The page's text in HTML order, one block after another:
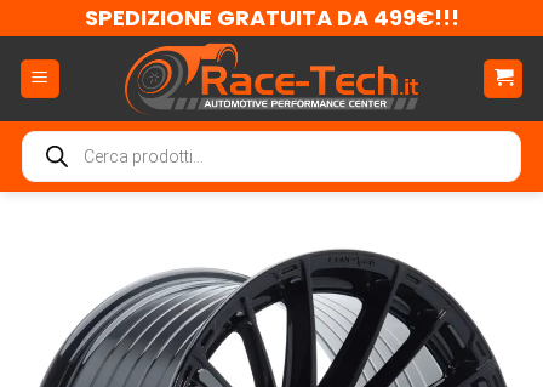
ai
contenuti
SPEDIZIONE GRATUITA DA 499€!!!
Ricerca
prodotti